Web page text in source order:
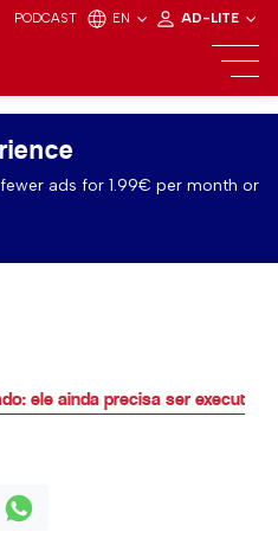
PODCAST EN AD-LITE
ads for 1.99€ per month or
ele ainda precisa ser executado